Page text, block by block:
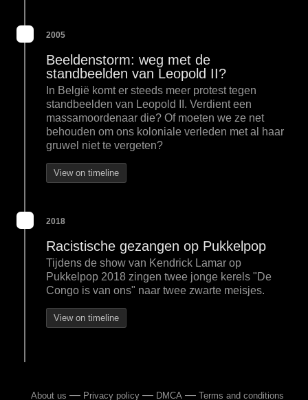
2005
Beeldenstorm: weg met de
standbeelden van Leopold II?
In België komt er steeds meer protest tegen
standbeelden van Leopold II. Verdient een
massamoordenaar die? Of moeten we ze net
behouden om ons koloniale verleden met al haar
gruwel niet te vergeten?
View on timeline
2018
Racistische gezangen op Pukkelpop
Tijdens de show van Kendrick Lamar op
Pukkelpop 2018 zingen twee jonge kerels "De
Congo is van ons" naar twee zwarte meisjes.
View on timeline
About us — Privacy policy — DMCA — Terms and conditions